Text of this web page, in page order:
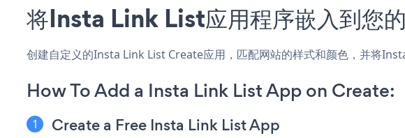
将Insta Link List应用程序嵌入到您
创建自定义的Insta Link List Create应用，匹配网站的样式和颜色，并将
How To Add a Insta Link List App on Create:
Create a Free Insta Link List App